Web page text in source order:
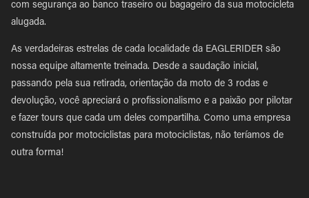
com segurança ao banco traseiro ou bagageiro da sua motocicleta
alugada.
As verdadeiras estrelas de cada localidade da EAGLERIDER são
nossa equipe altamente treinada. Desde a saudação inicial,
passando pela sua retirada, orientação da moto de 3 rodas e
devolução, você apreciará o profissionalismo e a paixão por pilotar
e fazer tours que cada um deles compartilha. Como uma empresa
construída por motociclistas para motociclistas, não teríamos de
outra forma!